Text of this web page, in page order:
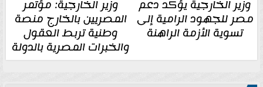
وزير الخارجية يؤكد دعم
مصر للجهود الرامية إلى
تسوية الأزمة الراهنة
وزير الخارجية: مؤتمر
المصريين بالخارج منصة
وطنية تربط العقول
والخبرات المصرية بالدولة